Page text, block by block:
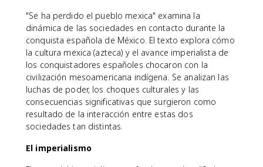
"Se ha perdido el pueblo mexica" examina la
dinámica de las sociedades en contacto durante la
conquista española de México. El texto explora cómo
la cultura mexica (azteca) y el avance imperialista de
los conquistadores españoles chocaron con la
civilización mesoamericana indígena. Se analizan las
luchas de poder, los choques culturales y las
consecuencias significativas que surgieron como
resultado de la interacción entre estas dos
sociedades tan distintas.
El imperialismo